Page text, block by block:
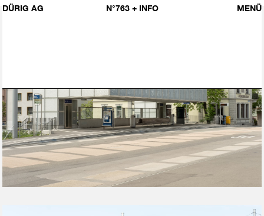
DÜRIG AG MENÜ
N°763 + INFO